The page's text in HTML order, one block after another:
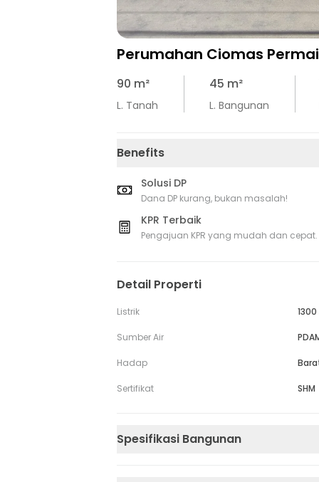
Perumahan Ciomas Permai
90 m²
L. Tanah
45 m²
L. Bangunan
Benefits
Solusi DP
Dana DP kurang, bukan masalah!
KPR Terbaik
Pengajuan KPR yang mudah dan cepat.
Detail Properti
Listrik
Sumber Air
Hadap
Sertifikat SHM
Spesifikasi Bangunan